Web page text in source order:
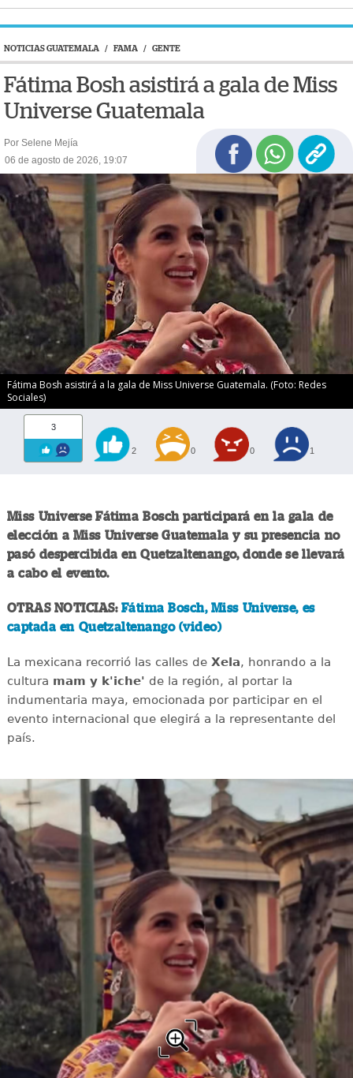
NOTICIAS GUATEMALA / FAMA / GENTE
Fátima Bosh asistirá a gala de Miss
Universe Guatemala
Por Selene Mejía
06 de agosto de 2026, 19:07
Fátima Bosh asistirá a la gala de Miss Universe Guatemala. (Foto: Redes
Sociales)
3
2 0 0 1
Miss Universe Fátima Bosch participará en la gala de
elección a Miss Universe Guatemala y su presencia no
pasó despercibida en Quetzaltenango, donde se llevará
a cabo el evento.
OTRAS NOTICIAS: Fátima Bosch, Miss Universe, es
captada en Quetzaltenango (video)
La mexicana recorrió las calles deXela, honrando a la
cultura mam y k'iche' de la región, al portar la
indumentaria maya, emocionada por participar en el
evento internacional que elegirá a la representante del
país.